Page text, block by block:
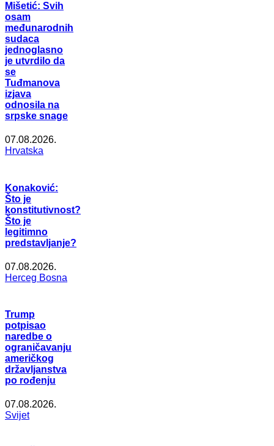
Mišetić: Svih
osam
međunarodnih
sudaca
jednoglasno
je utvrdilo da
se
Tuđmanova
izjava
odnosila na
srpske snage
07.08.2026.
Hrvatska
Konaković:
Što je
konstitutivnost?
Što je
legitimno
predstavljanje?
07.08.2026.
Herceg Bosna
Trump
potpisao
naredbe o
ograničavanju
američkog
državljanstva
po rođenju
07.08.2026.
Svijet